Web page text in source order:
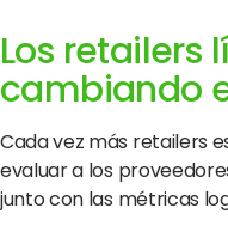
Los retailers
cambiando
Cada vez más retailers
evaluar a los
junto con las métricas